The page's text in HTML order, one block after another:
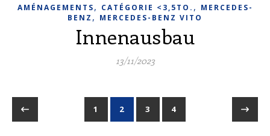
AMÉNAGEMENTS, CATÉGORIE <3,5TO. , MERCEDES-
BENZ , MERCEDES-BENZ VITO
Innenausbau
13/11/2023
1 2 3 4